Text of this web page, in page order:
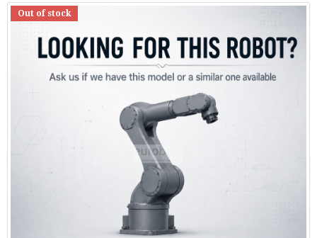
Out of stock